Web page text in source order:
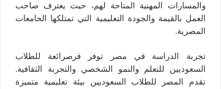
والمسارات المهنية المتاحة لهم، حيث يعترف صاحب
العمل بالقيمة والجودة التعليمية التي تمتلكها الجامعات
المصرية.
تجربة الدراسة في مصر توفر فرصرائعة للطلاب
السعوديين للتعلم والنمو الشخصي والتجربة الثقافية.
تقدم المصر للطلاب السعوديين بيئة تعليمية متميزة